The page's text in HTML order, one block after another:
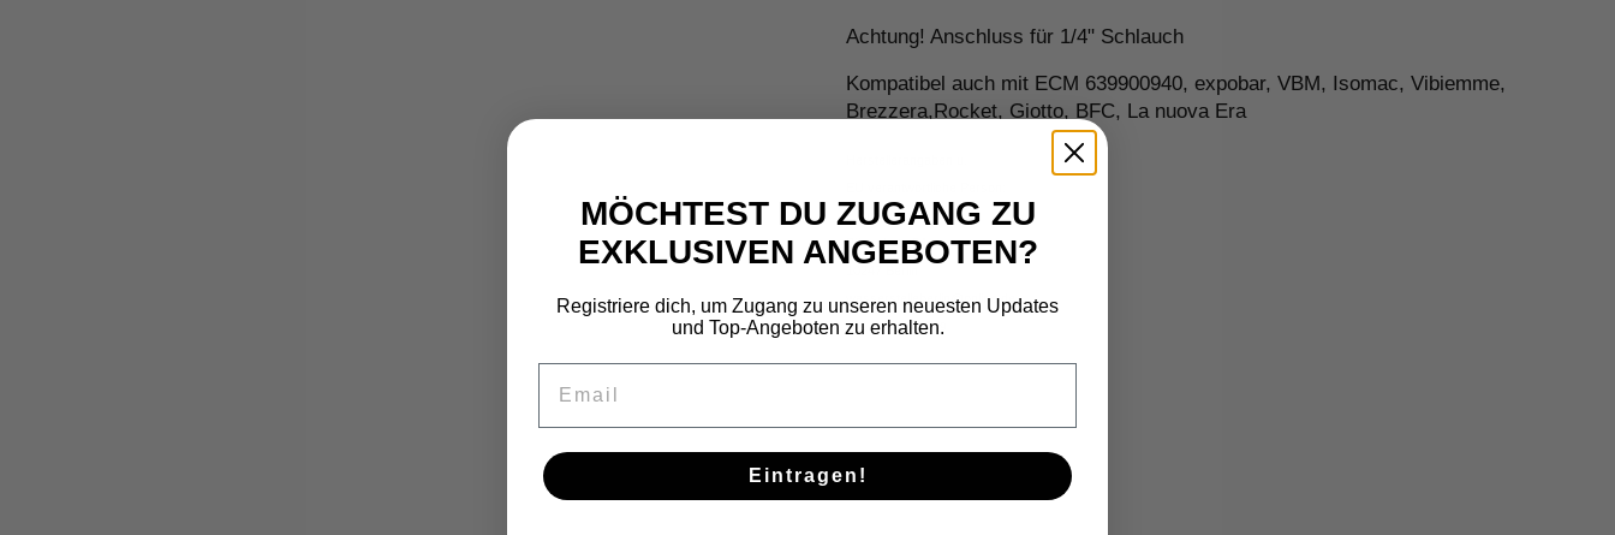
Achtung! Anschluss für 1/4" Schlauch
Kompatibel auch mit ECM 639900940, expobar, VBM, Isomac, Vibiemme,
Brezzera,Rocket, Giotto, BFC, La nuova Era
E.Andre Monien
Bänschstr. 54
wasserstelleberlin@online.de
+49 30 68948389
MÖCHTEST DU ZUGANG ZU
EXKLUSIVEN ANGEBOTEN?
Registriere dich, um Zugang zu unseren neuesten Updates
und Top-Angeboten zu erhalten.
Eintragen!